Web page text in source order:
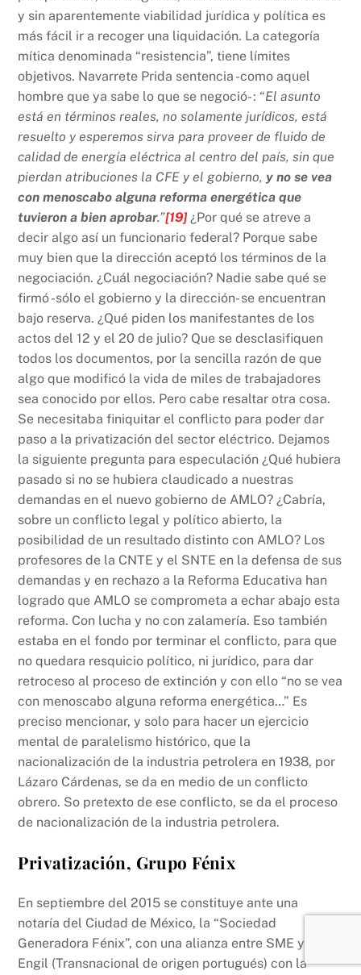
y sin aparentemente viabilidad jurídica y política es
más fácil ir a recoger una liquidación. La categoría
mítica denominada “resistencia”, tiene límites
objetivos. Navarrete Prida sentencia -como aquel
hombre que ya sabe lo que se negoció- : “El asunto
está en términos reales, no solamente jurídicos, está
resuelto y esperemos sirva para proveer de fluido de
calidad de energía eléctrica al centro del país, sin que
pierdan atribuciones la CFE y el gobierno, y no se vea
con menoscabo alguna reforma energética que
tuvieron a bien aprobar.”[19]¿Por qué se atreve a
decir algo así un funcionario federal? Porque sabe
muy bien que la dirección aceptó los términos de la
negociación. ¿Cuál negociación? Nadie sabe qué se
firmó -sólo el gobierno y la dirección- se encuentran
bajo reserva. ¿Qué piden los manifestantes de los
actos del 12 y el 20 de julio? Que se desclasifiquen
todos los documentos, por la sencilla razón de que
algo que modificó la vida de miles de trabajadores
sea conocido por ellos. Pero cabe resaltar otra cosa.
Se necesitaba finiquitar el conflicto para poder dar
paso a la privatización del sector eléctrico. Dejamos
la siguiente pregunta para especulación ¿Qué hubiera
pasado si no se hubiera claudicado a nuestras
demandas en el nuevo gobierno de AMLO? ¿Cabría,
sobre un conflicto legal y político abierto, la
posibilidad de un resultado distinto con AMLO? Los
profesores de la CNTE y el SNTE en la defensa de sus
demandas y en rechazo a la Reforma Educativa han
logrado que AMLO se comprometa a echar abajo esta
reforma. Con lucha y no con zalamería. Eso también
estaba en el fondo por terminar el conflicto, para que
no quedara resquicio político, ni jurídico, para dar
retroceso al proceso de extinción y con ello “no se vea
con menoscabo alguna reforma energética…” Es
preciso mencionar, y solo para hacer un ejercicio
mental de paralelismo histórico, que la
nacionalización de la industria petrolera en 1938, por
Lázaro Cárdenas, se da en medio de un conflicto
obrero. So pretexto de ese conflicto, se da el proceso
de nacionalización de la industria petrolera.
Privatización, Grupo Fénix
En septiembre del 2015 se constituye ante una
notaría del Ciudad de México, la “Sociedad
Generadora Fénix”, con una alianza entre SME y Mota
Engil (Transnacional de origen portugués) con la